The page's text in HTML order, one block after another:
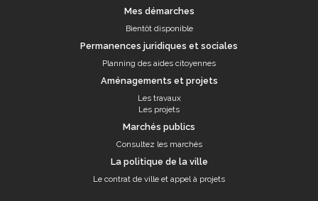
Mes démarches
Bientôt disponible
Permanences juridiques et sociales
Planning des aides citoyennes
Aménagements et projets
Les travaux
Les projets
Marchés publics
Consultez les marchés
La politique de la ville
Le contrat de ville et appel à projets